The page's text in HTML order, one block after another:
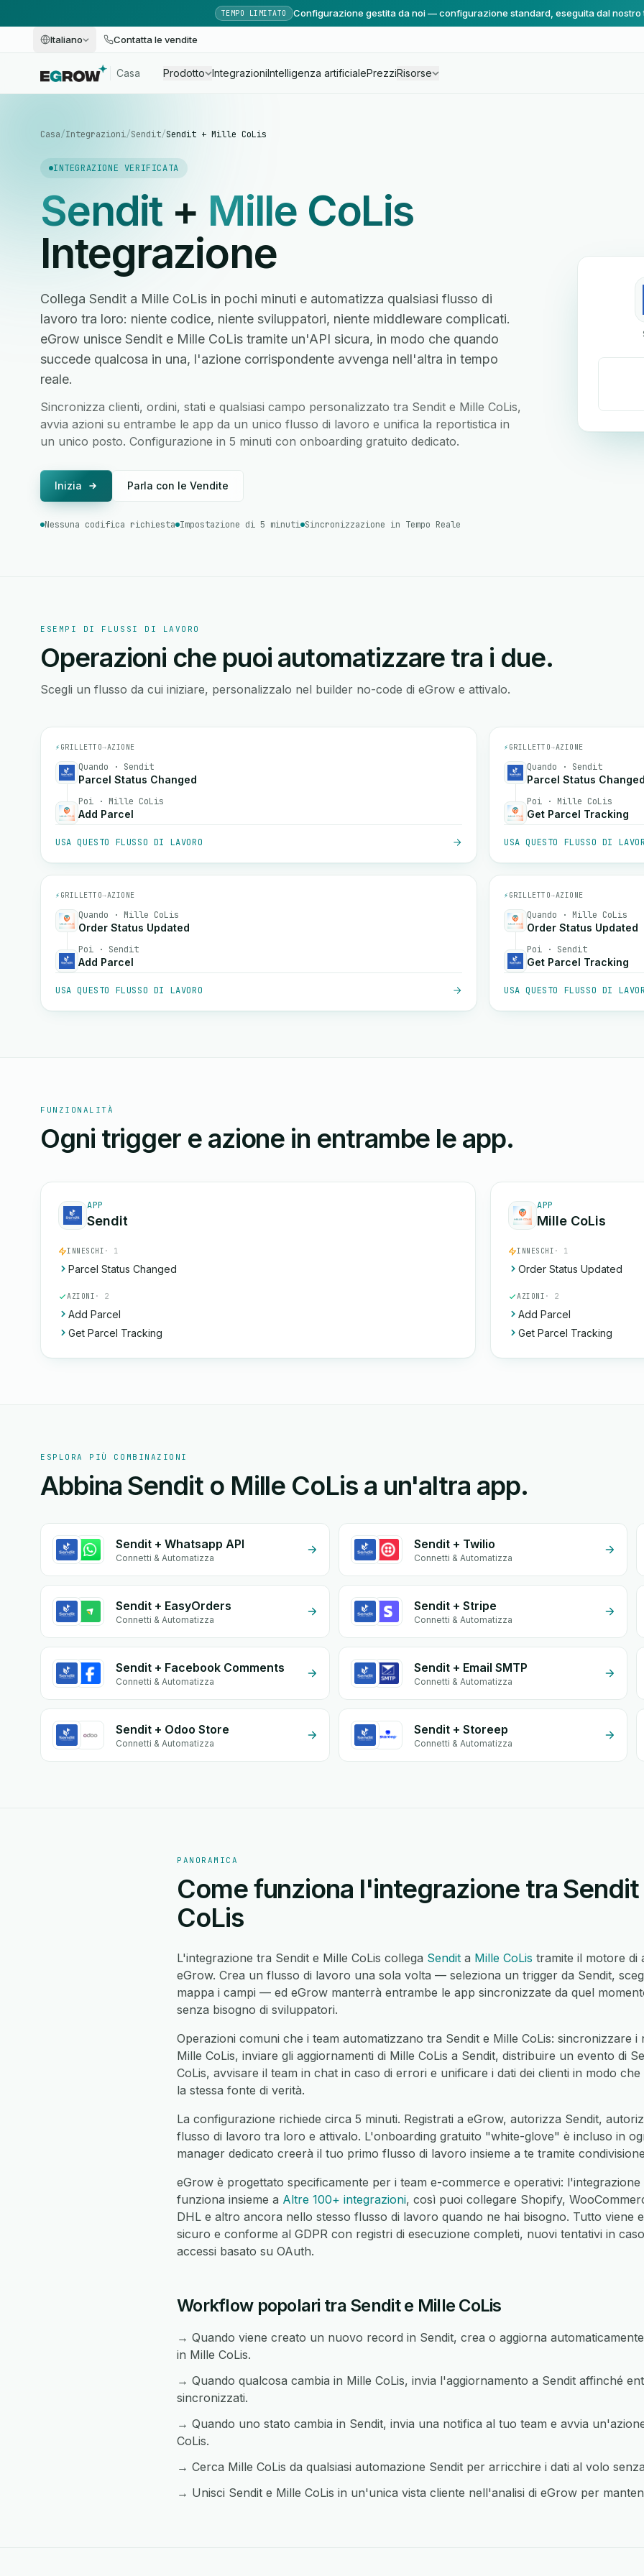
TEMPO LIMITATO Configurazione gestita da noi — configurazione standard, eseguita dal nostro
Italiano Contatta le vendite
Casa Prodotto IntegrazioniIntelligenza artificialePrezziRisorse
Casa/Integrazioni/Sendit/Sendit + Mille CoLis
INTEGRAZIONE VERIFICATA
Sendit+ Mille CoLis
Integrazione
Collega Sendit a Mille CoLis in pochi minuti e automatizza qualsiasi flusso di
lavoro tra loro: niente codice, niente sviluppatori, niente middleware complicati.
eGrow unisce Sendit e Mille CoLis tramite un'API sicura, in modo che quando
succede qualcosa in una, l'azione corrispondente avvenga nell'altra in tempo
reale.
Sincronizza clienti, ordini, stati e qualsiasi campo personalizzato tra Sendit e Mille CoLis,
avvia azioni su entrambe le app da un unico flusso di lavoro e unifica la reportistica in
un unico posto. Configurazione in 5 minuti con onboarding gratuito dedicato.
Inizia Parla con le Vendite
Nessuna codifica richiesta Impostazione di 5 minuti Sincronizzazione in Tempo Reale
ESEMPI DI FLUSSI DI LAVORO
Operazioni che puoi automatizzare tra i due.
Scegli un flusso da cui iniziare, personalizzalo nel builder no-code di eGrow e attivalo.
⚡ GRILLETTO→AZIONE
Quando · Sendit
Parcel Status Changed
Poi · Mille CoLis
Add Parcel
USA QUESTO FLUSSO DI LAVORO
⚡ GRILLETTO→AZIONE
Quando · Sendit
Parcel Status
Poi · Mille CoLis
Get Parcel Tracking
USA QUESTO FLUSSO DI
⚡ GRILLETTO→AZIONE
Quando · Mille CoLis
Order Status Updated
Poi · Sendit
Add Parcel
USA QUESTO FLUSSO DI LAVORO
⚡ GRILLETTO→AZIONE
Quando · Mille CoLis
Order Status Updated
Poi · Sendit
Get Parcel Tracking
USA QUESTO FLUSSO DI
FUNZIONALITÀ
Ogni trigger e azione in entrambe le app.
APP
Sendit
INNESCHI · 1
Parcel Status Changed
AZIONI · 2
Add Parcel
Get Parcel Tracking
APP
Mille CoLis
INNESCHI · 1
Order Status Updated
AZIONI · 2
Add Parcel
Get Parcel Tracking
ESPLORA PIÙ COMBINAZIONI
Abbina Sendit o Mille CoLis a un'altra app.
Sendit + Whatsapp API
Connetti & Automatizza
Sendit + Twilio
Connetti & Automatizza
Sendit + EasyOrders
Connetti & Automatizza
Sendit + Stripe
Connetti & Automatizza
Sendit + Facebook Comments
Connetti & Automatizza
Sendit + Email SMTP
Connetti & Automatizza
Sendit + Odoo Store
Connetti & Automatizza
Sendit + Storeep
Connetti & Automatizza
PANORAMICA
Come funziona l'integrazione tra
CoLis
L'integrazione tra Sendit e Mille CoLis collega Sendit a Mille CoLis tramite il motore di
eGrow. Crea un flusso di lavoro una sola volta — seleziona un trigger da Sendit,
mappa i campi — ed eGrow manterrà entrambe le app sincronizzate da quel
senza bisogno di sviluppatori.
Operazioni comuni che i team automatizzano tra Sendit e Mille CoLis: sincronizzare
Mille CoLis, inviare gli aggiornamenti di Mille CoLis a Sendit, distribuire un evento di
CoLis, avvisare il team in chat in caso di errori e unificare i dati dei clienti in modo
la stessa fonte di verità.
La configurazione richiede circa 5 minuti. Registrati a eGrow, autorizza Sendit,
flusso di lavoro tra loro e attivalo. L'onboarding gratuito "white-glove" è incluso in
manager dedicato creerà il tuo primo flusso di lavoro insieme a te tramite
eGrow è progettato specificamente per i team e-commerce e operativi: l'integrazione
funziona insieme a Altre 100+ integrazioni, così puoi collegare Shopify,
DHL e altro ancora nello stesso flusso di lavoro quando ne hai bisogno. Tutto viene
sicuro e conforme al GDPR con registri di esecuzione completi, nuovi tentativi in
accessi basato su OAuth.
Workflow popolari tra Sendit e Mille CoLis
→ Quando viene creato un nuovo record in Sendit, crea o aggiorna
in Mille CoLis.
→ Quando qualcosa cambia in Mille CoLis, invia l'aggiornamento a Sendit affinché
sincronizzati.
→ Quando uno stato cambia in Sendit, invia una notifica al tuo team e avvia
CoLis.
→ Cerca Mille CoLis da qualsiasi automazione Sendit per arricchire i dati al volo
→ Unisci Sendit e Mille CoLis in un'unica vista cliente nell'analisi di eGrow per